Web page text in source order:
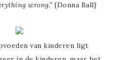
wrong.” {Donna Ball}
van kinderen ligt